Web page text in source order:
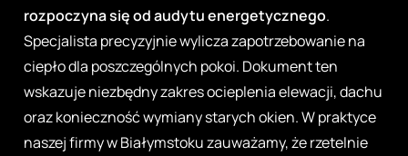
rozpoczyna się od audytu energetycznego.
Specjalista precyzyjnie wylicza zapotrzebowanie na
ciepło dla poszczególnych pokoi. Dokument ten
wskazuje niezbędny zakres ocieplenia elewacji, dachu
oraz konieczność wymiany starych okien. W praktyce
naszej firmy w Białymstoku zauważamy, że rzetelnie